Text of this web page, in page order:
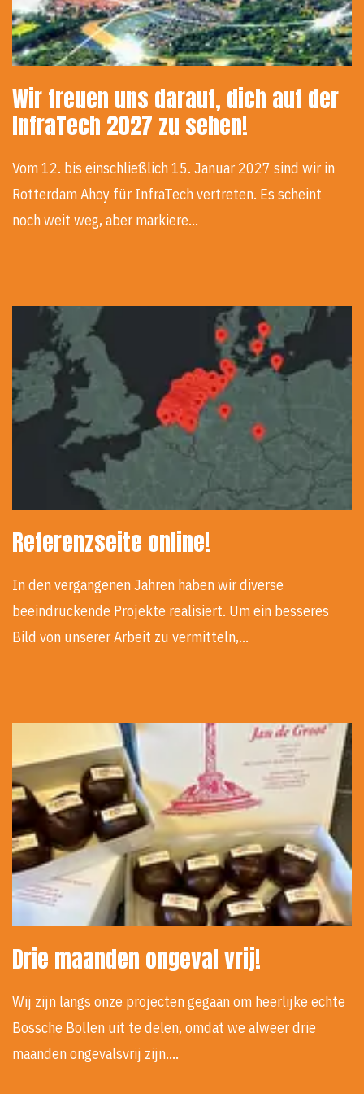
Wir freuen uns darauf, dich auf der
InfraTech 2027 zu sehen!
Vom 12. bis einschließlich 15. Januar 2027 sind wir in
Rotterdam Ahoy für InfraTech vertreten. Es scheint
noch weit weg, aber markiere…
Referenzseite online!
In den vergangenen Jahren haben wir diverse
beeindruckende Projekte realisiert. Um ein besseres
Bild von unserer Arbeit zu vermitteln,…
Drie maanden ongeval vrij!
Wij zijn langs onze projecten gegaan om heerlijke echte
Bossche Bollen uit te delen, omdat we alweer drie
maanden ongevalsvrij zijn.…